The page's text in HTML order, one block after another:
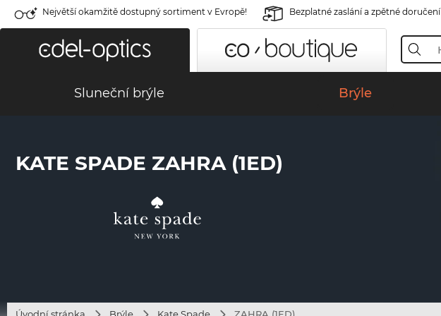
Největší okamžitě dostupný sortiment v Evropě! Bezplatné zaslání a zpětné doručení
Sluneční brýle Brýle
KATE SPADE ZAHRA (1ED)